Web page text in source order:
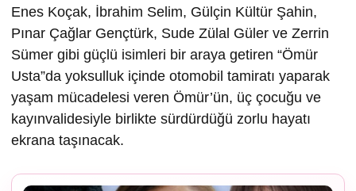
Enes Koçak, İbrahim Selim, Gülçin Kültür Şahin,
Pınar Çağlar Gençtürk, Sude Zülal Güler ve Zerrin
Sümer gibi güçlü isimleri bir araya getiren “Ömür
Usta”da yoksulluk içinde otomobil tamiratı yaparak
yaşam mücadelesi veren Ömür’ün, üç çocuğu ve
kayınvalidesiyle birlikte sürdürdüğü zorlu hayatı
ekrana taşınacak.